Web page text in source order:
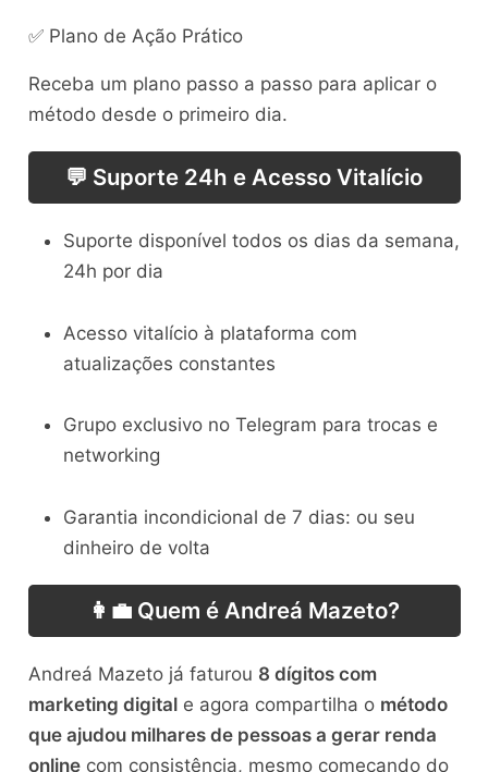
✅ Plano de Ação Prático
Receba um plano passo a passo para aplicar o
método desde o primeiro dia.
💬 Suporte 24h e Acesso Vitalício
Suporte disponível todos os dias da semana,
24h por dia
Acesso vitalício à plataforma com
atualizações constantes
Grupo exclusivo no Telegram para trocas e
networking
Garantia incondicional de 7 dias: ou seu
dinheiro de volta
👩‍💼 Quem é Andreá Mazeto?
Andreá Mazeto já faturou 8 dígitos com
marketing digitale agora compartilha o método
que ajudou milhares de pessoas a gerar renda
onlinecom consistência, mesmo começando do